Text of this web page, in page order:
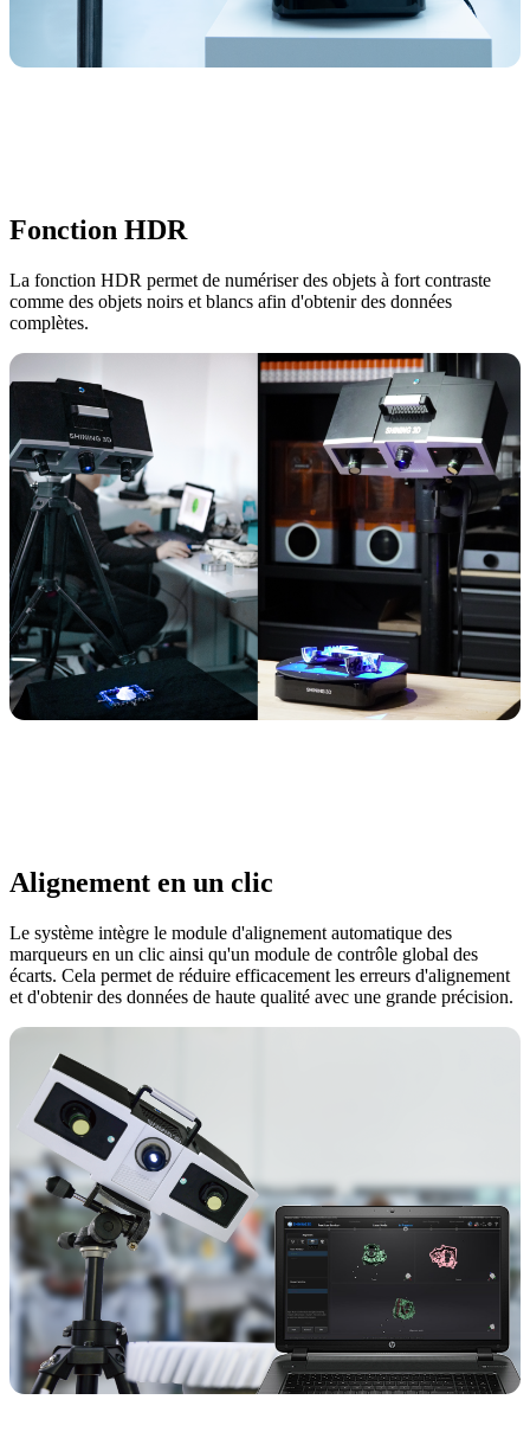
Fonction HDR
La fonction HDR permet de numériser des objets à fort contraste
comme des objets noirs et blancs afin d'obtenir des données
complètes.
Alignement en un clic
Le système intègre le module d'alignement automatique des
marqueurs en un clic ainsi qu'un module de contrôle global des
écarts. Cela permet de réduire efficacement les erreurs d'alignement
et d'obtenir des données de haute qualité avec une grande précision.